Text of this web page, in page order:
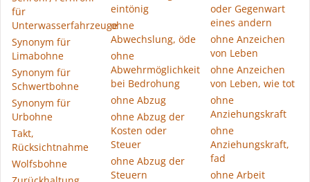
für
Unterwasserfahrzeuge
Synonym für
Limabohne
Synonym für
Schwertbohne
Synonym für
Urbohne
Takt,
Rücksichtnahme
Wolfsbohne
eintönig
ohne
Abwechslung, öde
ohne
Abwehrmöglichkeit
bei Bedrohung
ohne Abzug
ohne Abzug der
Kosten oder
Steuer
ohne Abzug der
Steuern
oder Gegenwart
eines andern
ohne Anzeichen
von Leben
ohne Anzeichen
von Leben, wie tot
ohne
Anziehungskraft
ohne
Anziehungskraft,
fad
ohne Arbeit